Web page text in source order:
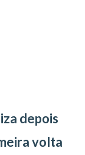
depois
volta